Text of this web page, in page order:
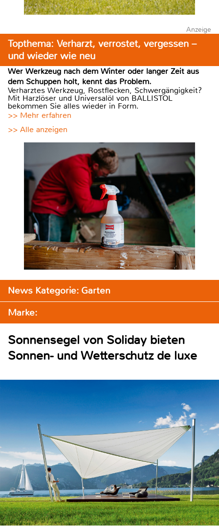
Anzeige
Topthema: Verharzt, verrostet, vergessen –
und wieder wie neu
Wer Werkzeug nach dem Winter oder langer Zeit aus
dem Schuppen holt, kennt das Problem.
Verharztes Werkzeug, Rostflecken, Schwergängigkeit?
Mit Harzlöser und Universalöl von BALLISTOL
bekommen Sie alles wieder in Form.
>> Mehr erfahren
>> Alle anzeigen
News Kategorie: Garten
Marke:
Sonnensegel von Soliday bieten
Sonnen- und Wetterschutz de luxe